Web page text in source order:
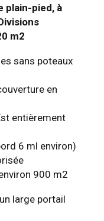
pied, à
m2
sans poteaux
en
entièrement
6 ml environ)
900 m2
large portail